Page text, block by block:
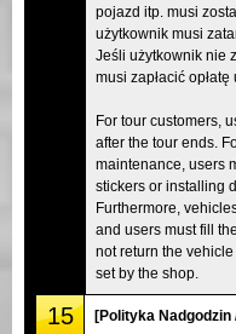
pojazd itp. musi
użytkownik musi
Jeśli użytkownik nie
musi zapłacić
For tour customers,
after the tour ends.
maintenance, users
stickers or installing
Furthermore,
and users must fill
not return the
set by the shop.
15 [Polityka Nadgodzin